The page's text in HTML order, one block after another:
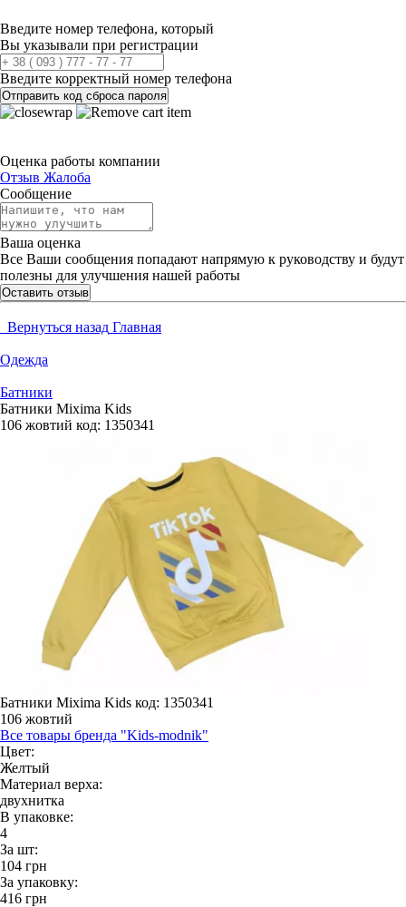
Введите номер телефона, который
Вы указывали при регистрации
Введите корректный номер телефона
Отправить код сброса пароля
Оценка работы компании
Отзыв Жалоба
Сообщение
Ваша оценка
Все Ваши сообщения попадают напрямую к руководству и будут
полезны для улучшения нашей работы
Оставить отзыв
Вернуться назад Главная
Одежда
Батники
Батники Mixima Kids
106 жовтий код: 1350341
Батники Mixima Kids код: 1350341
106 жовтий
Все товары бренда "Kids-modnik"
Цвет:
Желтый
Материал верха:
двухнитка
В упаковке:
4
За шт:
104 грн
За упаковку:
416 грн